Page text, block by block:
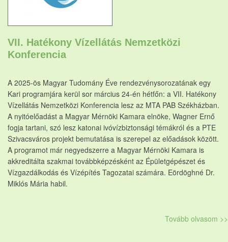
VII. Hatékony Vízellátás Nemzetközi
Konferencia
A 2025-ös Magyar Tudomány Éve rendezvénysorozatának egy
Kari programjára kerül sor március 24-én hétfőn: a VII. Hatékony
Vízellátás Nemzetközi Konferencia lesz az MTA PAB Székházban.
A nyitóelőadást a Magyar Mérnöki Kamara elnöke, Wagner Ernő
fogja tartani, szó lesz katonai ivóvízbiztonsági témákról és a PTE
Szivacsváros projekt bemutatása is szerepel az előadások között.
A programot már negyedszerre a Magyar Mérnöki Kamara is
akkreditálta szakmai továbbképzésként az Épületgépészet és
Vízgazdálkodás és Vízépítés Tagozatai számára. Eördöghné Dr.
Miklós Mária habil.
Tovább olvasom >>